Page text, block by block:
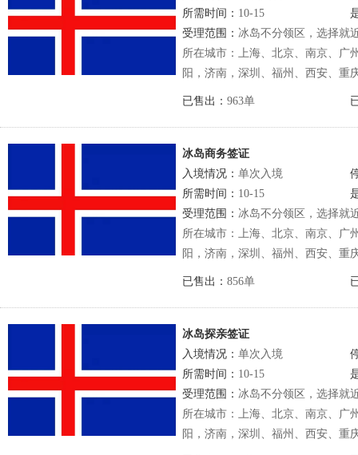
所需时间： 10-15
受理范围： 冰岛不分领区，选择就
所在城市：上海、北京、南京、广
阳，济南，深圳、福州、西安、重
已售出： 963单
冰岛商务签证
入境情况： 单次入境
所需时间： 10-15
受理范围： 冰岛不分领区，选择就
所在城市：上海、北京、南京、广
阳，济南，深圳、福州、西安、重
已售出： 856单
冰岛探亲签证
入境情况： 单次入境
所需时间： 10-15
受理范围： 冰岛不分领区，选择就
所在城市：上海、北京、南京、广
阳，济南，深圳、福州、西安、重